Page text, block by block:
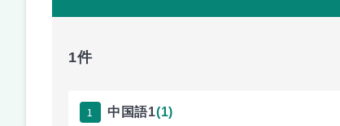
1件
1 中国語1(1)